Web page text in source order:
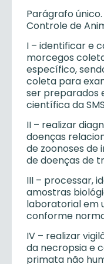
Parágrafo
Controle de
I – identificar e
morcegos
específico,
coleta para
ser preparados
científica da
II – realizar
doenças
de zoonoses de
de doenças de
III – processar,
amostras
laboratorial em
conforme
IV – realizar
da necropsia e
primata não